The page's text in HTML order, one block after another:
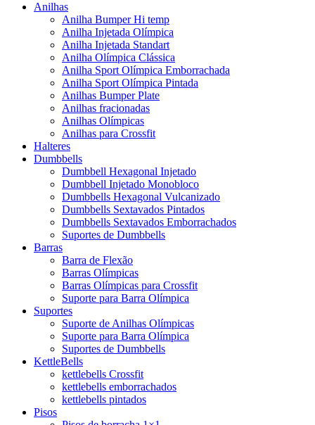
Anilhas
Anilha Bumper Hi temp
Anilha Injetada Olímpica
Anilha Injetada Standart
Anilha Olímpica Clássica
Anilha Sport Olímpica Emborrachada
Anilha Sport Olímpica Pintada
Anilhas Bumper Plate
Anilhas fracionadas
Anilhas Olímpicas
Anilhas para Crossfit
Halteres
Dumbbells
Dumbbell Hexagonal Injetado
Dumbbell Injetado Monobloco
Dumbbells Hexagonal Vulcanizado
Dumbbells Sextavados Pintados
Dumbbells Sextavados Emborrachados
Suportes de Dumbbells
Barras
Barra de Flexão
Barras Olímpicas
Barras Olímpicas para Crossfit
Suporte para Barra Olímpica
Suportes
Suporte de Anilhas Olímpicas
Suporte para Barra Olímpica
Suportes de Dumbbells
KettleBells
kettlebells Crossfit
kettlebells emborrachados
kettlebells pintados
Pisos